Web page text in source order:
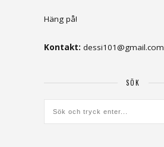
Häng på!
Kontakt: dessi101@gmail.com
SÖK